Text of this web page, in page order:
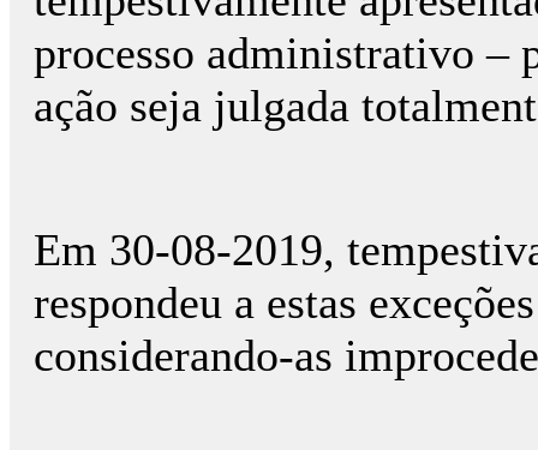
processo administrativo –
ação seja julgada
Em 30-08-2019,
respondeu a estas
considerando-as